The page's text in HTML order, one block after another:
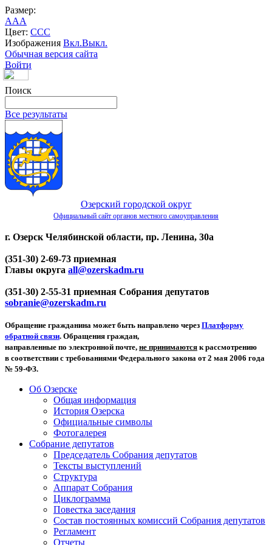
Размер:
AAA
Цвет: CCC
Изображения Вкл.Выкл.
Обычная версия сайта
Войти
Поиск
Все результаты
Озерский городской округ
Официальный сайт органов местного самоуправления
г. Озерск Челябинской области, пр. Ленина, 30а
(351-30) 2-69-73 приемная
Главы округа all@ozerskadm.ru
(351-30) 2-55-31 приемная Собрания депутатов
sobranie@ozerskadm.ru
Обращение гражданина может быть направлено через Платформу
обратной связи. Обращения граждан,
направленные по электронной почте, не принимаются к рассмотрению
в соответствии с требованиями Федерального закона от 2 мая 2006 года
№ 59-ФЗ.
Об Озерске
Общая информация
История Озерска
Официальные символы
Фотогалерея
Собрание депутатов
Председатель Собрания депутатов
Тексты выступлений
Структура
Аппарат Собрания
Циклограмма
Повестка заседания
Состав постоянных комиссий Собрания депутатов
Регламент
Отчеты